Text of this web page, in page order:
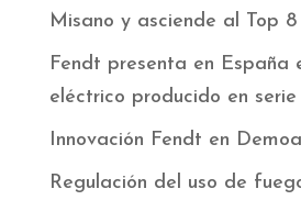
Misano y asciende al Top
Fendt presenta en España
eléctrico producido en serie
Innovación Fendt en
Regulación del uso de